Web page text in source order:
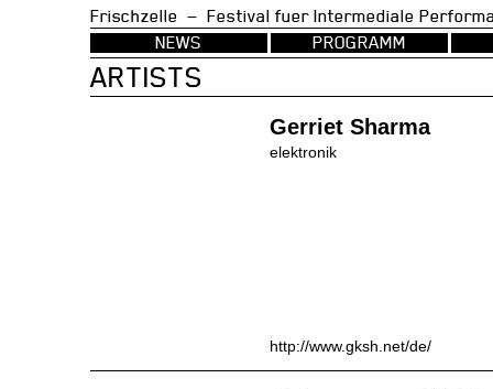
Frischzelle — Festival fuer
NEWS
PROGRAMM
ARTISTS
Gerriet Sharma
elektronik
http://www.gksh.net/de/